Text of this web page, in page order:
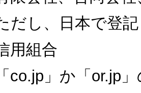
だし、日本で登
用組合
co.jp」か「or.jp